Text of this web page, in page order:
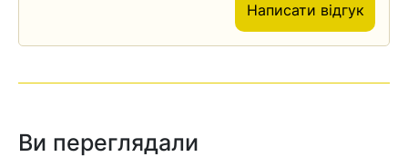
Написати відгук
Ви переглядали